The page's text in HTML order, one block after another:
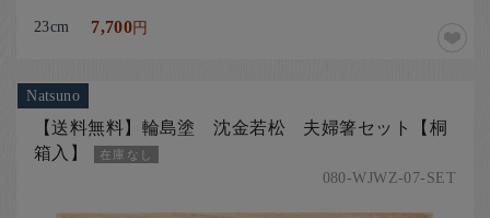
23cm 7,700円
Natsuno
【送料無料】輪島塗 沈金若松 夫婦箸セット【桐
箱入】
在庫なし
080-WJWZ-07-SET